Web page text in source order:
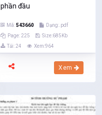
phần đầu
Mã:543660
Dạng:.pdf
Page: 225
Size:685Kb
Tải: 24
Xem:964
Xem